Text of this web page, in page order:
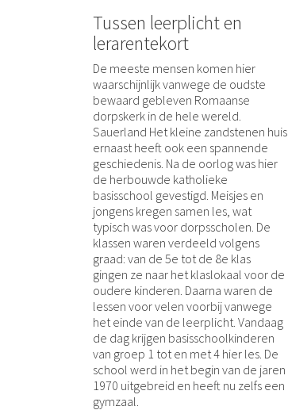
Tussen leerplicht en
lerarentekort
De meeste mensen komen hier
waarschijnlijk vanwege de oudste
bewaard gebleven Romaanse
dorpskerk in de hele wereld.
Sauerland Het kleine zandstenen huis
ernaast heeft ook een spannende
geschiedenis. Na de oorlog was hier
de herbouwde katholieke
basisschool gevestigd. Meisjes en
jongens kregen samen les, wat
typisch was voor dorpsscholen. De
klassen waren verdeeld volgens
graad: van de 5e tot de 8e klas
gingen ze naar het klaslokaal voor de
oudere kinderen. Daarna waren de
lessen voor velen voorbij vanwege
het einde van de leerplicht. Vandaag
de dag krijgen basisschoolkinderen
van groep 1 tot en met 4 hier les. De
school werd in het begin van de jaren
1970 uitgebreid en heeft nu zelfs een
gymzaal.